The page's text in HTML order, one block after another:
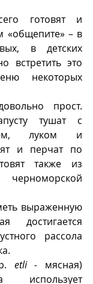
готовят и
«общепите» – в
в детских
встретить это
некоторых
прост.
тушат с
луком и
и перчат по
также из
выраженную
достигается
рассола
etli - мясная)
использует